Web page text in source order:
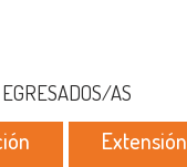
EGRESADOS/AS
Extensión